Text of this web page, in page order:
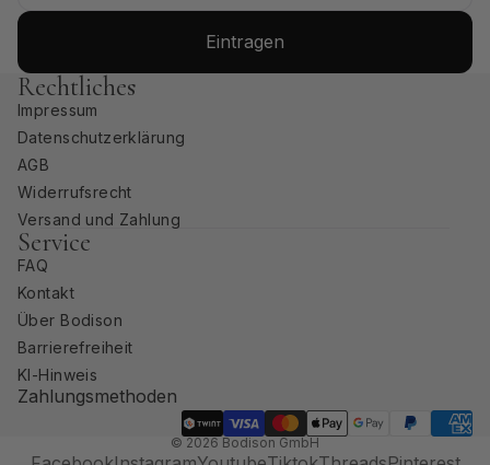
Eintragen
Rechtliches
Impressum
Datenschutzerklärung
AGB
Widerrufsrecht
Versand und Zahlung
Service
FAQ
Kontakt
Über Bodison
Barrierefreiheit
KI-Hinweis
Zahlungsmethoden
© 2026 Bodison GmbH